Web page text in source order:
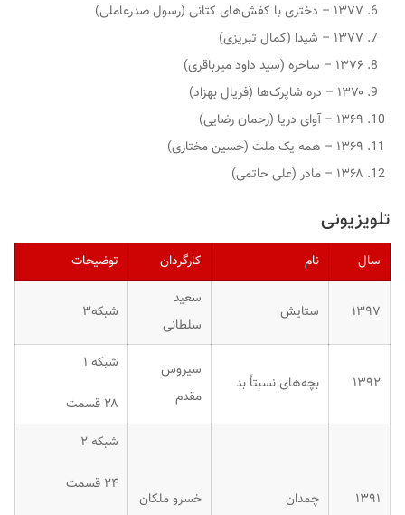
۱۳۷۷ – دختری با کفش‌های کتانی (رسول صدرعاملی)
۱۳۷۷ – شیدا (کمال تبریزی)
۱۳۷۶ – ساحره (سید داود میرباقری)
۱۳۷۰ – دره شاپرک‌ها (فریال بهزاد)
۱۳۶۹ – آوای دریا (رحمان رضایی)
۱۳۶۹ – همه یک ملت (حسین مختاری)
۱۳۶۸ – مادر (علی حاتمی)
تلویزیونی
سال نام کارگردان توضیحات
۱۳۹۷ ستایش
سعید
سلطانی
شبکه۳
۱۳۹۲ بچه‌های نسبتاً بد
سیروس
مقدم
شبکه ۱
۲۸ قسمت
۱۳۹۱ چمدان خسرو ملکان
شبکه ۲
۲۴ قسمت